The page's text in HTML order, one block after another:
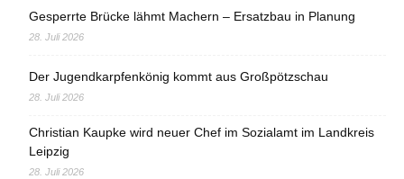
Gesperrte Brücke lähmt Machern – Ersatzbau in Planung
28. Juli 2026
Der Jugendkarpfenkönig kommt aus Großpötzschau
28. Juli 2026
Christian Kaupke wird neuer Chef im Sozialamt im Landkreis
Leipzig
28. Juli 2026